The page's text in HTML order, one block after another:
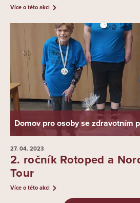
Více o této akci
Domov pro osoby se zdravotním
27. 04. 2023
2. ročník Rotoped a
Tour
Více o této akci